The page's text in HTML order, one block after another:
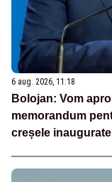
6 aug. 2026, 11:18
Bolojan: Vom
memorandum
creșele inaugurate